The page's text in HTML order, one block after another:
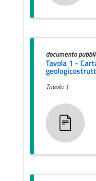
documento
Tavola 1 -
Tavola 1